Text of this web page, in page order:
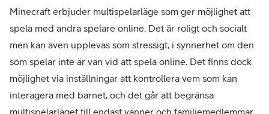
Minecraft erbjuder multispelarläge som ger möjlighet att
spela med andra spelare online. Det är roligt och socialt
men kan även upplevas som stressigt, i synnerhet om den
som spelar inte är van vid att spela online. Det finns dock
möjlighet via inställningar att kontrollera vem som kan
interagera med barnet, och det går att begränsa
multispelarläget till endast vänner och familjemedlemmar